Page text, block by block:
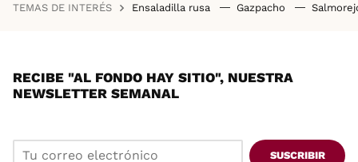
TEMAS DE INTERÉS Ensaladilla rusa Gazpacho
RECIBE "AL FONDO HAY SITIO", NUESTRA
NEWSLETTER SEMANAL
SUSCRIBIR